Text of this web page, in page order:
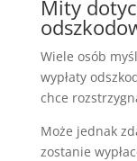
Mity
Wiele osób
wypłaty
chce
Może jednak
zostanie